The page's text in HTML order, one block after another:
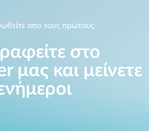
απο τους πρώτους
στο
μας και μείνετε